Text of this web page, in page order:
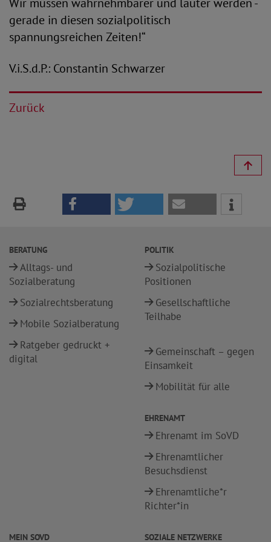
gerade in diesen sozialpolitisch
spannungsreichen Zeiten!“
V.i.S.d.P.: Constantin Schwarzer
Zurück
BERATUNG
Alltags- und
Sozialberatung
Sozialrechtsberatung
Mobile Sozialberatung
Ratgeber gedruckt +
digital
POLITIK
Sozialpolitische
Positionen
Gesellschaftliche
Teilhabe
Gemeinschaft – gegen
Einsamkeit
Mobilität für alle
EHRENAMT
Ehrenamt im SoVD
Ehrenamtlicher
Besuchsdienst
Ehrenamtliche*r
Richter*in
MEIN SOVD SOZIALE NETZWERKE